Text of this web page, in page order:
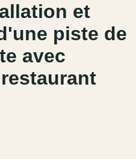
et
piste de
avec